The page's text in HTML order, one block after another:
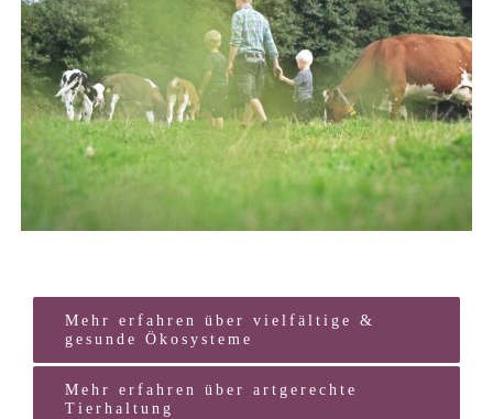
Mehr erfahren über vielfältige &
gesunde Ökosysteme
Mehr erfahren über artgerechte
Tierhaltung